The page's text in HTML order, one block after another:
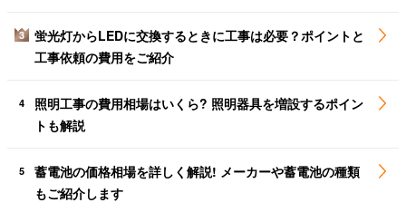
3
蛍光灯からLEDに交換するときに工事は必要？ポイントと
工事依頼の費用をご紹介
4
照明工事の費用相場はいくら? 照明器具を増設するポイン
トも解説
5
蓄電池の価格相場を詳しく解説! メーカーや蓄電池の種類
もご紹介します